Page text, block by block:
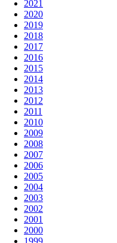
2021
2020
2019
2018
2017
2016
2015
2014
2013
2012
2011
2010
2009
2008
2007
2006
2005
2004
2003
2002
2001
2000
1999